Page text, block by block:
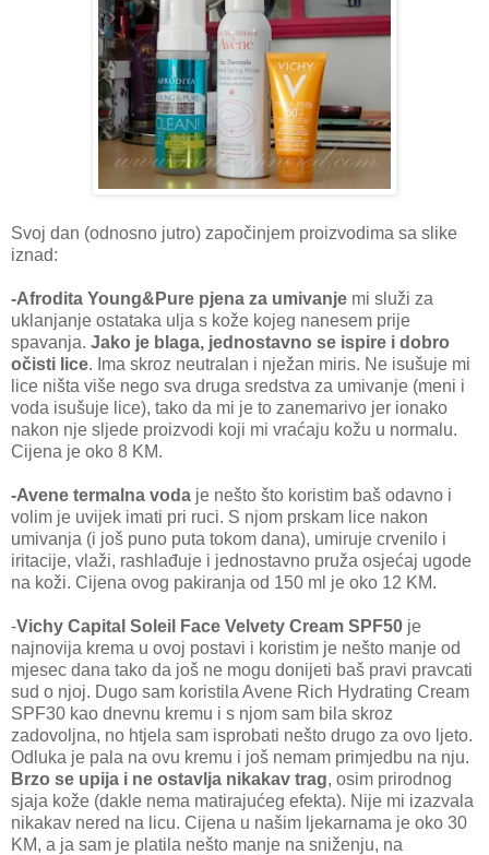
Svoj dan (odnosno jutro) započinjem proizvodima sa slike
iznad:
-Afrodita Young&Pure pjena za umivanje mi služi za
uklanjanje ostataka ulja s kože kojeg nanesem prije
spavanja. Jako je blaga, jednostavno se ispire i dobro
očisti lice. Ima skroz neutralan i nježan miris. Ne isušuje mi
lice ništa više nego sva druga sredstva za umivanje (meni i
voda isušuje lice), tako da mi je to zanemarivo jer ionako
nakon nje sljede proizvodi koji mi vraćaju kožu u normalu.
Cijena je oko 8 KM.
-Avene termalna voda je nešto što koristim baš odavno i
volim je uvijek imati pri ruci. S njom prskam lice nakon
umivanja (i još puno puta tokom dana), umiruje crvenilo i
iritacije, vlaži, rashlađuje i jednostavno pruža osjećaj ugode
na koži. Cijena ovog pakiranja od 150 ml je oko 12 KM.
-Vichy Capital Soleil Face Velvety Cream SPF50 je
najnovija krema u ovoj postavi i koristim je nešto manje od
mjesec dana tako da još ne mogu donijeti baš pravi pravcati
sud o njoj. Dugo sam koristila Avene Rich Hydrating Cream
SPF30 kao dnevnu kremu i s njom sam bila skroz
zadovoljna, no htjela sam isprobati nešto drugo za ovo ljeto.
Odluka je pala na ovu kremu i još nemam primjedbu na nju.
Brzo se upija i ne ostavlja nikakav trag, osim prirodnog
sjaja kože (dakle nema matirajućeg efekta). Nije mi izazvala
nikakav nered na licu. Cijena u našim ljekarnama je oko 30
KM, a ja sam je platila nešto manje na sniženju, na